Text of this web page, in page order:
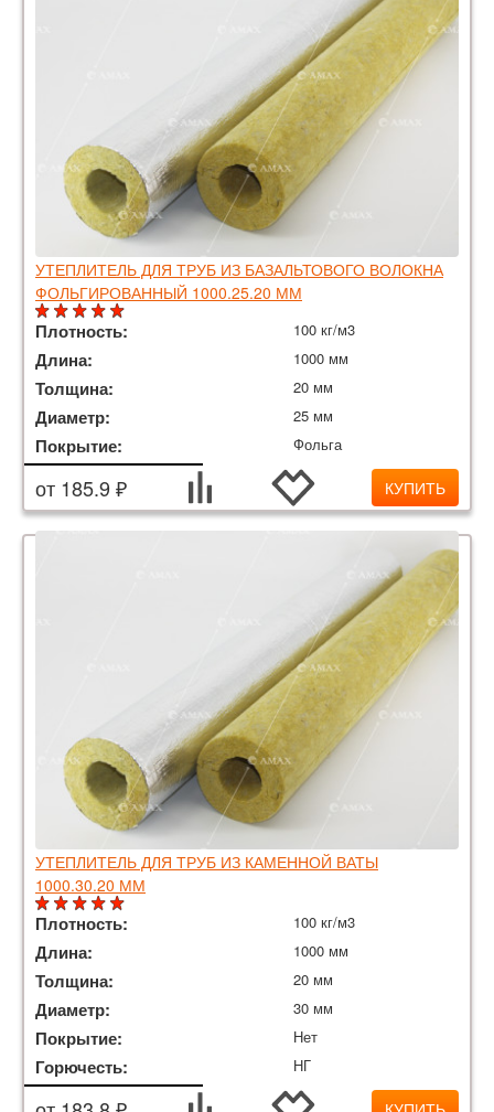
УТЕПЛИТЕЛЬ ДЛЯ ТРУБ ИЗ БАЗАЛЬТОВОГО ВОЛОКНА
ФОЛЬГИРОВАННЫЙ 1000.25.20 ММ
Плотность: 100 кг/м3
Длина: 1000 мм
Толщина: 20 мм
Диаметр: 25 мм
Покрытие: Фольга
от 185.9 ₽ КУПИТЬ
УТЕПЛИТЕЛЬ ДЛЯ ТРУБ ИЗ КАМЕННОЙ ВАТЫ
1000.30.20 ММ
Плотность: 100 кг/м3
Длина: 1000 мм
Толщина: 20 мм
Диаметр: 30 мм
Покрытие: Нет
Горючесть: НГ